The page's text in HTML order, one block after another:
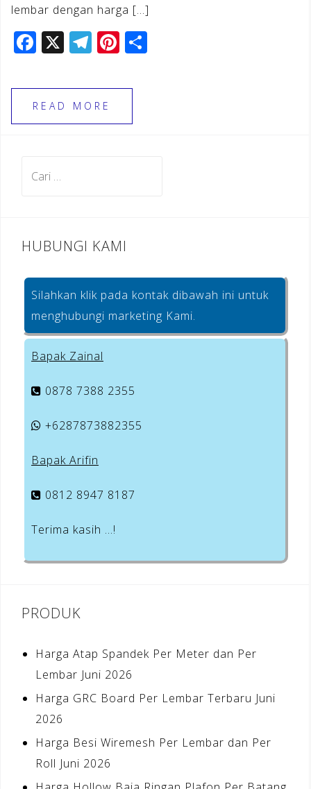
lembar dengan harga […]
F
c
e
b
o
X T
e
gr
a
Pi
te
e
READ MORE
HUBUNGI KAMI
Silahkan klik pada kontak dibawah ini untuk
menghubungi marketing Kami.
Bapak Zainal
0878 7388 2355
+6287873882355
Bapak Arifin
0812 8947 8187
Terima kasih …!
PRODUK
Harga Atap Spandek Per Meter dan Per
Lembar Juni 2026
Harga GRC Board Per Lembar Terbaru Juni
2026
Harga Besi Wiremesh Per Lembar dan Per
Roll Juni 2026